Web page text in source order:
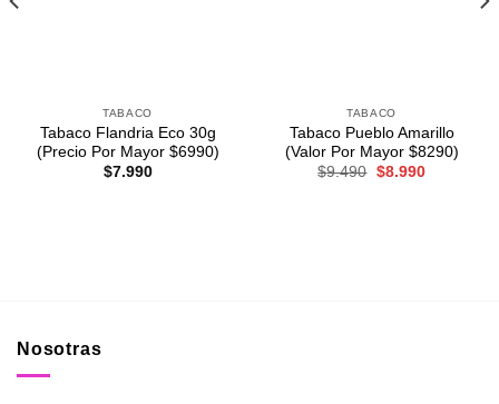
TABACO
Tabaco Flandria Eco 30g
(Precio Por Mayor $6990)
$7.990
TABACO
Tabaco Pueblo Amarillo
(Valor Por Mayor $8290)
$9.490 El
$8.990El
Nosotras